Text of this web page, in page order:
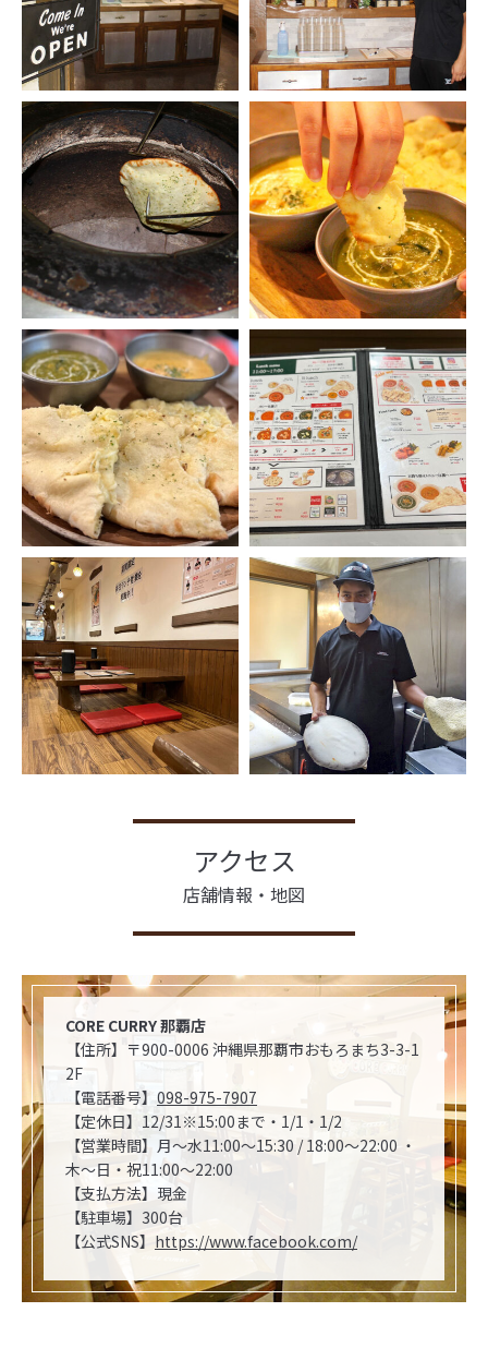
アクセス
店舗情報・地図
CORE CURRY 那覇店
【住所】〒900-0006 沖縄県那覇市おもろまち3-3-1
2F
【電話番号】 098-975-7907
【定休日】12/31※15:00まで・1/1・1/2
【営業時間】月～水11:00～15:30 / 18:00～22:00 ・
木～日・祝11:00～22:00
【支払方法】現金
【駐車場】300台
【公式SNS】 https://www.facebook.com/